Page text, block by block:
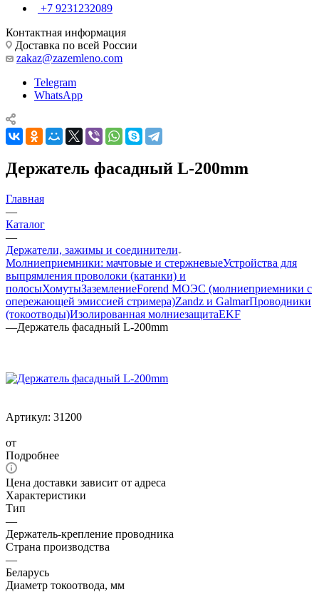
+7 9231232089
Контактная информация
Доставка по всей России
zakaz@zazemleno.com
Telegram
WhatsApp
Держатель фасадный L-200mm
Главная
—
Каталог
—
Держатели, зажимы и соединители
Молниеприемники: мачтовые и стержневыеУстройства для
выпрямления проволоки (катанки) и
полосыХомутыЗаземлениеForend МОЭС (молниеприемники с
опережающей эмиссией стримера)Zandz и GalmarПроводники
(токоотводы)Изолированная молниезащитаEKF
—Держатель фасадный L-200mm
Артикул: 31200
от
Подробнее
Цена доставки зависит от адреса
Характеристики
Тип
—
Держатель-крепление проводника
Страна производства
—
Беларусь
Диаметр токоотвода, мм